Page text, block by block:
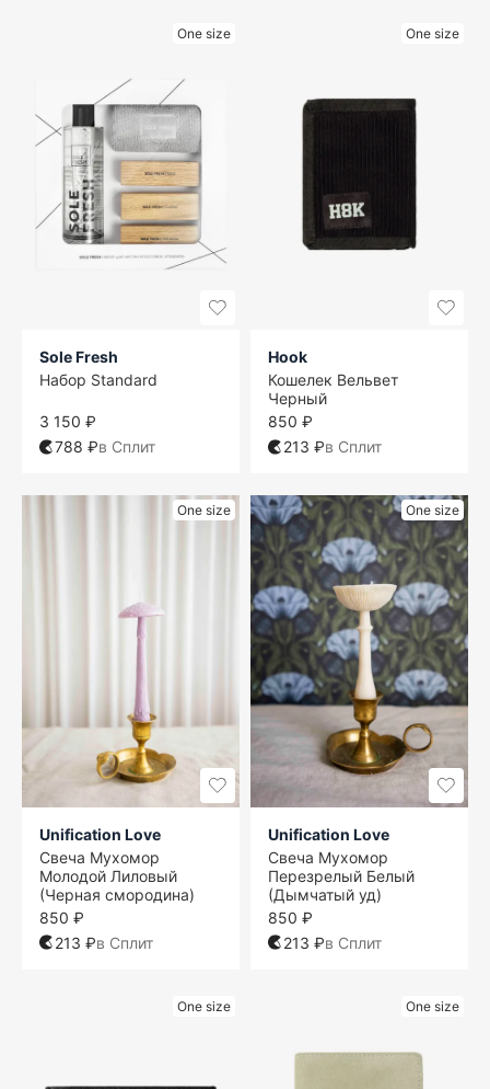
One size
Sole Fresh
Набор Standard
3 150 ₽
788 ₽в Сплит
One size
Hook
Кошелек Вельвет
Черный
850 ₽
213 ₽в Сплит
One size
Unification Love
Свеча Мухомор
Молодой Лиловый
(Черная смородина)
850 ₽
213 ₽в Сплит
One size
Unification Love
Свеча Мухомор
Перезрелый Белый
(Дымчатый уд)
850 ₽
213 ₽в Сплит
One size One size